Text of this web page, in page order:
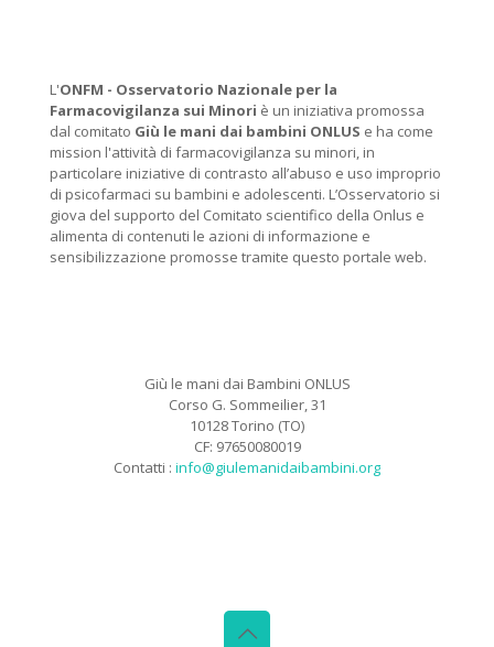
L'ONFM - Osservatorio Nazionale per la
Farmacovigilanza sui Minori è un iniziativa promossa
dal comitato Giù le mani dai bambini ONLUS e ha come
mission l'attività di farmacovigilanza su minori, in
particolare iniziative di contrasto all’abuso e uso improprio
di psicofarmaci su bambini e adolescenti. L’Osservatorio si
giova del supporto del Comitato scientifico della Onlus e
alimenta di contenuti le azioni di informazione e
sensibilizzazione promosse tramite questo portale web.
Giù le mani dai Bambini ONLUS
Corso G. Sommeilier, 31
10128 Torino (TO)
CF: 97650080019
Contatti : info@giulemanidaibambini.org